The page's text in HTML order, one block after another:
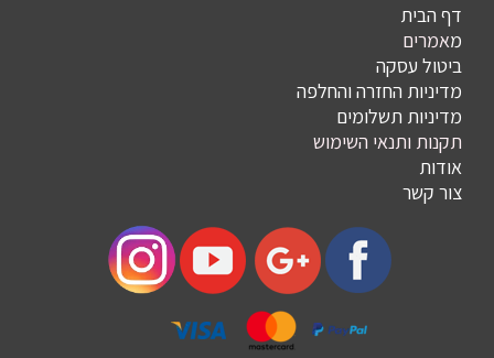
דף הבית
מאמרים
ביטול עסקה
מדיניות החזרה והחלפה
מדיניות תשלומים
תקנות ותנאי השימוש
אודות
צור קשר